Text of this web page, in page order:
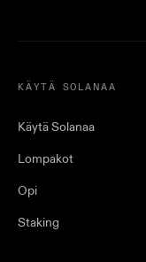
KÄYTÄ SOLANAA
Käytä Solanaa
Lompakot
Opi
Staking